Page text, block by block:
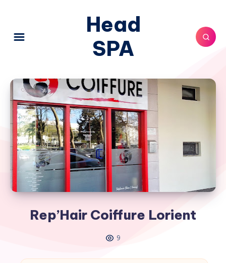
Head
SPA
Rep’Hair Coiffure Lorient
9